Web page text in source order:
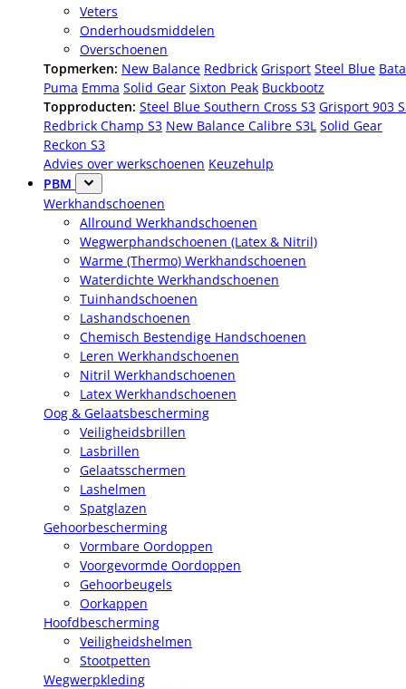
Veters
Onderhoudsmiddelen
Overschoenen
Topmerken: New Balance Redbrick Grisport Steel Blue Bata
Puma Emma Solid Gear Sixton Peak Buckbootz
Topproducten: Steel Blue Southern Cross S3 Grisport 903
Redbrick Champ S3 New Balance Calibre S3L Solid Gear
Reckon S3
Advies over werkschoenen Keuzehulp
PBM
Werkhandschoenen
Allround Werkhandschoenen
Wegwerphandschoenen (Latex & Nitril)
Warme (Thermo) Werkhandschoenen
Waterdichte Werkhandschoenen
Tuinhandschoenen
Lashandschoenen
Chemisch Bestendige Handschoenen
Leren Werkhandschoenen
Nitril Werkhandschoenen
Latex Werkhandschoenen
Oog & Gelaatsbescherming
Veiligheidsbrillen
Lasbrillen
Gelaatsschermen
Lashelmen
Spatglazen
Gehoorbescherming
Vormbare Oordoppen
Voorgevormde Oordoppen
Gehoorbeugels
Oorkappen
Hoofdbescherming
Veiligheidshelmen
Stootpetten
Wegwerpkleding